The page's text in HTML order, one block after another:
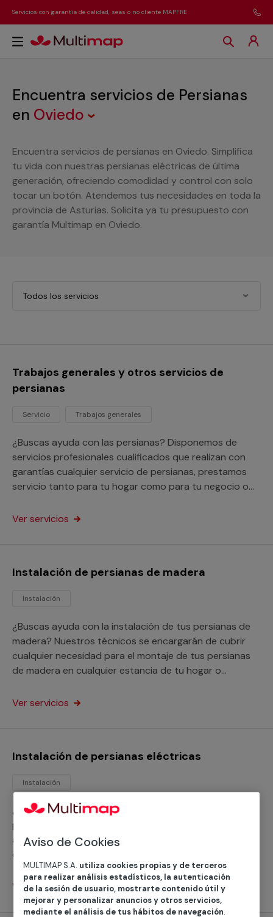
Servicios con garantía de calidad, seas o no cliente MAPFRE
Encuentra servicios de Persianas
en Oviedo
Encuentra servicios de persianas en Oviedo. Simplifica
tu vida con nuestras persianas eléctricas de última
generación, ofreciendo comodidad y control con solo
tocar un botón. Atendemos tus necesidades en toda la
provincia de Asturias. Solicita ya tu presupuesto con
garantía Multimap en Oviedo.
Todos los servicios
Trabajos generales y otros servicios de
persianas
Servicio Trabajos generales
¿Buscas ayuda con las persianas? Disponemos de
servicios profesionales cualificados que realizan con
garantías cualquier servicio de persianas, prestamos
servicio tanto para tu hogar como para tu negocio o
Ver servicios
Instalación de persianas de madera
Instalación
¿Buscas ayuda con la instalación de tus persianas de
madera? Nuestros técnicos se encargarán de cubrir
cualquier necesidad para el montaje de tus persianas
de madera en cualquier estancia de tu hogar o
Ver servicios
Instalación de persianas eléctricas
Instalación
¿Necesitas instalar persianas eléctricas? Nuestros
profesionales se pondrán a tu disposición y se
adaptarán a tus necesidades para instalar estas o
cualquier otro tipo de persianas. Este servicio está
orientado a particulares y profesionales.
Ver servicios
Aviso de Cookies
MULTIMAP S.A. utiliza cookies propias y de terceros
para realizar análisis estadísticos, la autenticación
de la sesión de usuario, mostrarte contenido útil y
mejorar y personalizar anuncios y otros servicios,
mediante el análisis de tus hábitos de navegación.